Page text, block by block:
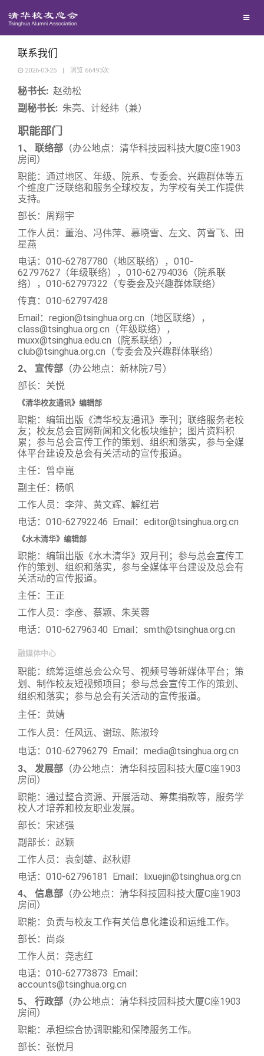
制度法规
联系我们
关闭
联系我们
2026-03-25 | 浏览 66493次
秘书长: 赵劲松
副秘书长: 朱亮、计经纬（兼）
职能部门
1、 联络部 （办公地点：清华科技园科技大厦C座1903
房间）
职能：通过地区、年级、院系、专委会、兴趣群体等五
个维度广泛联络和服务全球校友，为学校有关工作提供
支持。
部长：周翔宇
工作人员：董治、冯伟萍、慕晓雪、左文、芮雪飞、田
星燕
电话：010-62787780（地区联络），010-
62797627（年级联络），010-62794036（院系联
络），010-62797322（专委会及兴趣群体联络）
传真：010-62797428
Email ：region@tsinghua.org.cn（地区联络），
class@tsinghua.org.cn（年级联络），
muxx@tsinghua.edu.cn（院系联络），
club@tsinghua.org.cn（专委会及兴趣群体联络）
2、 宣传部 （办公地点：新林院7号）
部长：关悦
《清华校友通讯》编辑部
职能：编辑出版《清华校友通讯》季刊；联络服务老校
友；校友总会官网新闻和文化板块维护；图片资料积
累；参与总会宣传工作的策划、组织和落实，参与全媒
体平台建设及总会有关活动的宣传报道。
主任：曾卓崑
副主任：杨帆
工作人员：李萍、黄文辉、解红岩
电话：010-62792246 Email：editor@tsinghua.org.cn
《水木清华》编辑部
职能：编辑出版《水木清华》双月刊；参与总会宣传工
作的策划、组织和落实，参与全媒体平台建设及总会有
关活动的宣传报道。
主任：王正
工作人员：李彦、蔡颖、朱芙蓉
电话：010-62796340 Email：smth@tsinghua.org.cn
融媒体中心
职能：统筹运维总会公众号、视频号等新媒体平台；策
划、制作校友短视频项目；参与总会宣传工作的策划、
组织和落实；参与总会有关活动的宣传报道。
主任：黄婧
工作人员：任风远、谢琼、陈淑玲
电话：010-62796279 Email：media@tsinghua.org.cn
3、 发展部 （办公地点： 清华科技园科技大厦C座1903
房间）
职能：通过整合资源、开展活动、筹集捐款等，服务学
校人才培养和校友职业发展。
部长：宋述强
副部长：赵颖
工作人员：袁剑雄、赵秋娜
电话：010-62796181 Email：lixuejin@tsinghua.org.cn
4、 信息部 （办公地点： 清华科技园科技大厦C座1903
房间）
职能：负责与校友工作有关信息化建设和运维工作。
部长：尚焱
工作人员：尧志红
电话：010-62773873 Email：
accounts@tsinghua.org.cn
5、 行政部 （办公地点：清华科技园科技大厦C座1903
房间）
职能：承担综合协调职能和保障服务工作。
部长：张悦月